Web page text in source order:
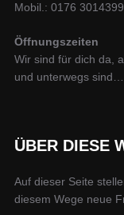
Mobil.: 0176
Öffnungszeiten
Wir sind für dich da,
und unterwegs
ÜBER DIESE
Auf dieser Seite
diesem Wege neue